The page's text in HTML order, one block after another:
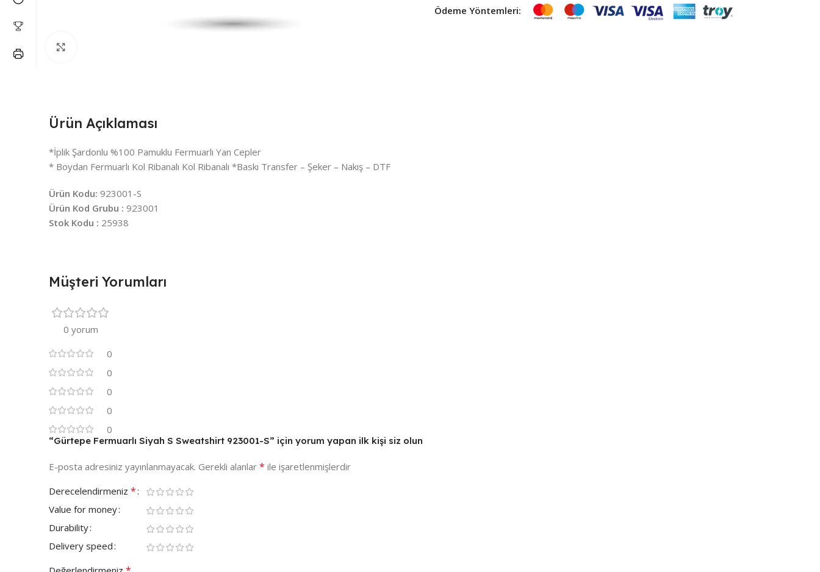
Ödeme Yöntemleri:
Ürün Açıklaması
*İplik Şardonlu %100 Pamuklu Fermuarlı Yan Cepler
* Boydan Fermuarlı Kol Ribanalı Kol Ribanalı *Baskı Transfer – Şeker – Nakış – DTF
Ürün Kodu: 923001-S
Ürün Kod Grubu : 923001
Stok Kodu : 25938
Müşteri Yorumları
0 yorum
0
0
0
0
0
“Gürtepe Fermuarlı Siyah S Sweatshirt 923001-S” için yorum yapan ilk kişi siz olun
E-posta adresiniz yayınlanmayacak. Gerekli alanlar * ile işaretlenmişlerdir
Derecelendirmeniz *
Value for money
Durability
Delivery speed